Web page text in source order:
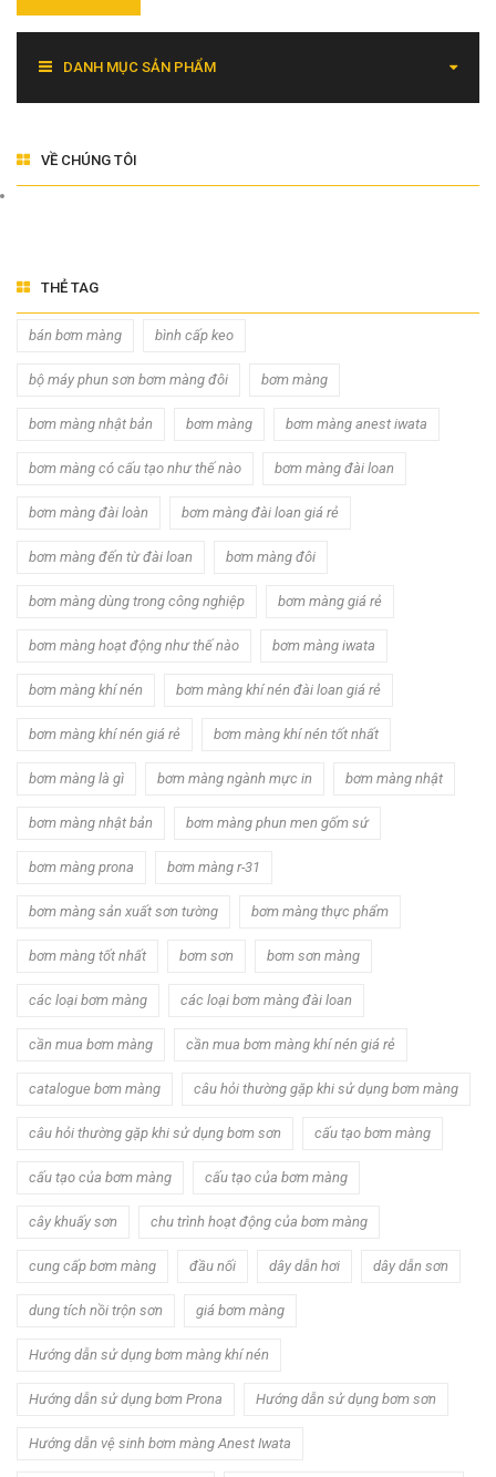
DANH MỤC SẢN PHẨM
VỀ CHÚNG TÔI
THẺ TAG
bán bơm màng bình cấp keo
bộ máy phun sơn bơm màng đôi bơm màng
bơm màng nhật bản bơm màng bơm màng anest iwata
bơm màng có cấu tạo như thế nào bơm màng đài loan
bơm màng đài loàn bơm màng đài loan giá rẻ
bơm màng đến từ đài loan bơm màng đôi
bơm màng dùng trong công nghiệp bơm màng giá rẻ
bơm màng hoạt động như thế nào bơm màng iwata
bơm màng khí nén bơm màng khí nén đài loan giá rẻ
bơm màng khí nén giá rẻ bơm màng khí nén tốt nhất
bơm màng là gì bơm màng ngành mực in bơm màng nhật
bơm màng nhật bản bơm màng phun men gốm sứ
bơm màng prona bơm màng r-31
bơm màng sản xuất sơn tường bơm màng thực phẩm
bơm màng tốt nhất bơm sơn bơm sơn màng
các loại bơm màng các loại bơm màng đài loan
cần mua bơm màng cần mua bơm màng khí nén giá rẻ
catalogue bơm màng câu hỏi thường gặp khi sử dụng bơm màng
câu hỏi thường gặp khi sử dụng bơm sơn cấu tạo bơm màng
cấu tạo của bơm màng cấu tạo của bơm màng
cây khuấy sơn chu trình hoạt động của bơm màng
cung cấp bơm màng đầu nối dây dẫn hơi dây dẫn sơn
dung tích nồi trộn sơn giá bơm màng
Hướng dẫn sử dụng bơm màng khí nén
Hướng dẫn sử dụng bơm Prona Hướng dẫn sử dụng bơm sơn
Hướng dẫn vệ sinh bơm màng Anest Iwata